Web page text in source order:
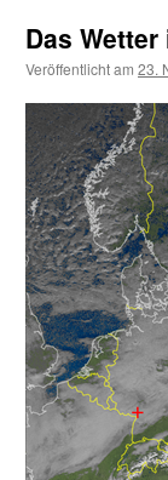
Das
Veröffentlicht am 23.